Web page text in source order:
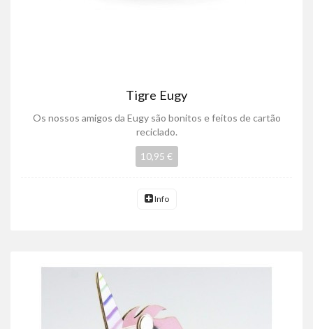
Tigre Eugy
Os nossos amigos da Eugy são bonitos e feitos de cartão
reciclado.
10,95 €
Info